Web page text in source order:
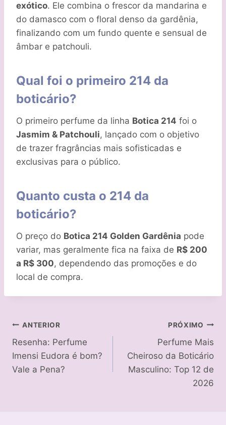
exótico. Ele combina o frescor da mandarina e
do damasco com o floral denso da gardênia,
finalizando com um fundo quente e sensual de
âmbar e patchouli.
Qual foi o primeiro 214 da
boticário?
O primeiro perfume da linha Botica 214 foi o
Jasmim & Patchouli, lançado com o objetivo
de trazer fragrâncias mais sofisticadas e
exclusivas para o público.
Quanto custa o 214 da
boticário?
O preço do Botica 214 Golden Gardênia pode
variar, mas geralmente fica na faixa de R$ 200
a R$ 300, dependendo das promoções e do
local de compra.
Navegação
de
Post
ANTERIOR
Resenha: Perfume
Imensi Eudora é bom?
Vale a Pena?
PRÓXIMO
Perfume Mais
Cheiroso da Boticário
Masculino: Top 12 de
2026